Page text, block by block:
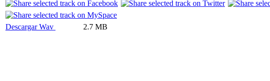
Descargar Wav 2.7 MB